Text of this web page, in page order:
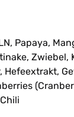
Papaya,